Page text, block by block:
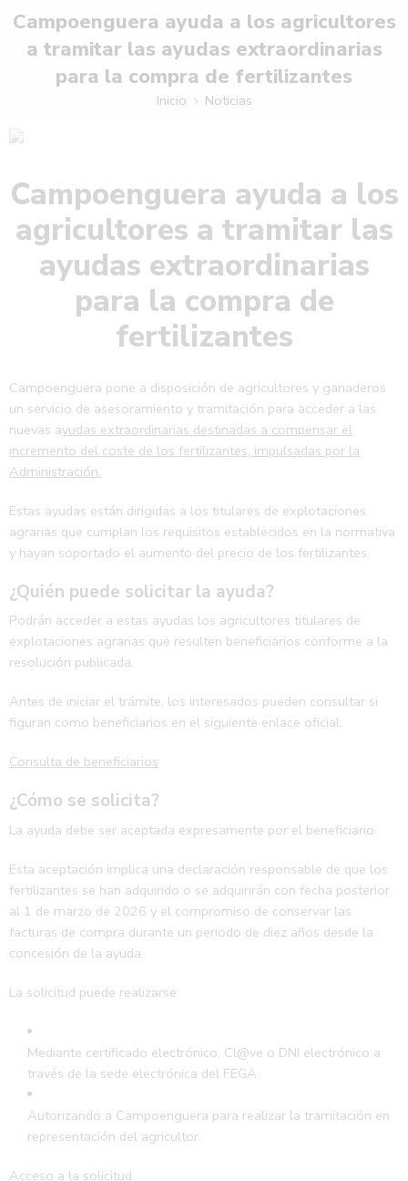
Campoenguera ayuda a los agricultores
a tramitar las ayudas extraordinarias
para la compra de fertilizantes
Inicio Noticias
Campoenguera ayuda a los
agricultores a tramitar las
ayudas extraordinarias
para la compra de
fertilizantes
Campoenguera pone a disposición de agricultores y ganaderos
un servicio de asesoramiento y tramitación para acceder a las
nuevas ayudas extraordinarias destinadas a compensar el
incremento del coste de los fertilizantes, impulsadas por la
Administración.
Estas ayudas están dirigidas a los titulares de explotaciones
agrarias que cumplan los requisitos establecidos en la normativa
y hayan soportado el aumento del precio de los fertilizantes.
¿Quién puede solicitar la ayuda?
Podrán acceder a estas ayudas los agricultores titulares de
explotaciones agrarias que resulten beneficiarios conforme a la
resolución publicada.
Antes de iniciar el trámite, los interesados pueden consultar si
figuran como beneficiarios en el siguiente enlace oficial:
Consulta de beneficiarios
¿Cómo se solicita?
La ayuda debe ser aceptada expresamente por el beneficiario.
Esta aceptación implica una declaración responsable de que los
fertilizantes se han adquirido o se adquirirán con fecha posterior
al 1 de marzo de 2026 y el compromiso de conservar las
facturas de compra durante un periodo de diez años desde la
concesión de la ayuda.
La solicitud puede realizarse:
Mediante certificado electrónico, Cl@ve o DNI electrónico a
través de la sede electrónica del FEGA.
Autorizando a Campoenguera para realizar la tramitación en
representación del agricultor.
Acceso a la solicitud